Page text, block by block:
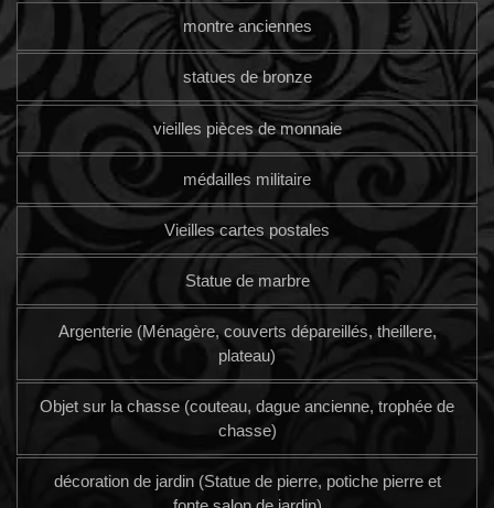
montre anciennes
statues de bronze
vieilles pièces de monnaie
médailles militaire
Vieilles cartes postales
Statue de marbre
Argenterie (Ménagère, couverts dépareillés, theillere,
plateau)
Objet sur la chasse (couteau, dague ancienne, trophée de
chasse)
décoration de jardin (Statue de pierre, potiche pierre et